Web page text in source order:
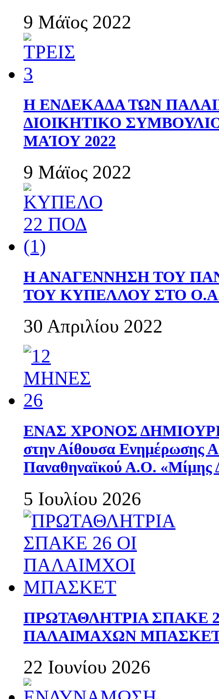
9 Μάϊος 2022
Η ΕΝΔΕΚΑΔΑ ΤΩΝ
ΔΙΟΙΚΗΤΙΚΟ
ΜΑΊΟΥ 2022
9 Μάϊος 2022
Η ΑΝΑΓΕΝΝΗΣΗ ΤΟΥ
ΤΟΥ ΚΥΠΕΛΛΟΥ ΣΤΟ
30 Απριλίου 2022
ΕΝΑΣ ΧΡΟΝΟΣ
στην Αίθουσα Ενημέρωσης
Παναθηναϊκού Α.Ο. «Μίμης
5 Ιουλίου 2026
ΠΡΩΤΑΘΛΗΤΡΙΑ ΣΠΑΚΕ
ΠΑΛΑΙΜΑΧΩΝ
22 Ιουνίου 2026